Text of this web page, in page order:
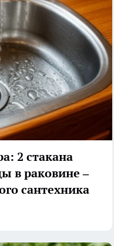
2 стакана
в раковине –
сантехника